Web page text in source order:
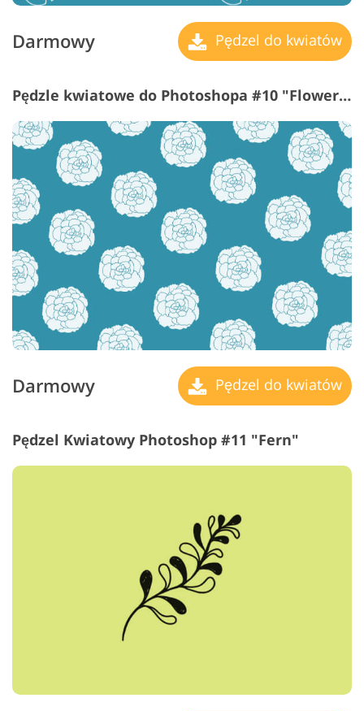
Darmowy Pędzel do kwiatów
Pędzle kwiatowe do Photoshopa #10 "Flower Fields"
Darmowy Pędzel do kwiatów
Pędzel Kwiatowy Photoshop #11 "Fern"